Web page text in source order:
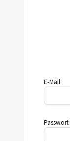
E-Mail
Passwort